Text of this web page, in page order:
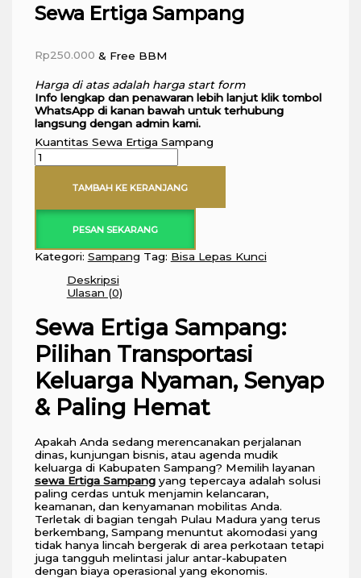
Sewa Ertiga Sampang
Rp250.000 & Free BBM
Harga di atas adalah harga start form
Info lengkap dan penawaran lebih lanjut klik tombol
WhatsApp di kanan bawah untuk terhubung
langsung dengan admin kami.
Kuantitas Sewa Ertiga Sampang
TAMBAH KE KERANJANG
PESAN SEKARANG
Kategori: Sampang Tag: Bisa Lepas Kunci
Deskripsi
Ulasan (0)
Sewa Ertiga Sampang:
Pilihan Transportasi
Keluarga Nyaman, Senyap
& Paling Hemat
Apakah Anda sedang merencanakan perjalanan
dinas, kunjungan bisnis, atau agenda mudik
keluarga di Kabupaten Sampang? Memilih layanan
sewa Ertiga Sampangyang tepercaya adalah solusi
paling cerdas untuk menjamin kelancaran,
keamanan, dan kenyamanan mobilitas Anda.
Terletak di bagian tengah Pulau Madura yang terus
berkembang, Sampang menuntut akomodasi yang
tidak hanya lincah bergerak di area perkotaan tetapi
juga tangguh melintasi jalur antar-kabupaten
dengan biaya operasional yang ekonomis.